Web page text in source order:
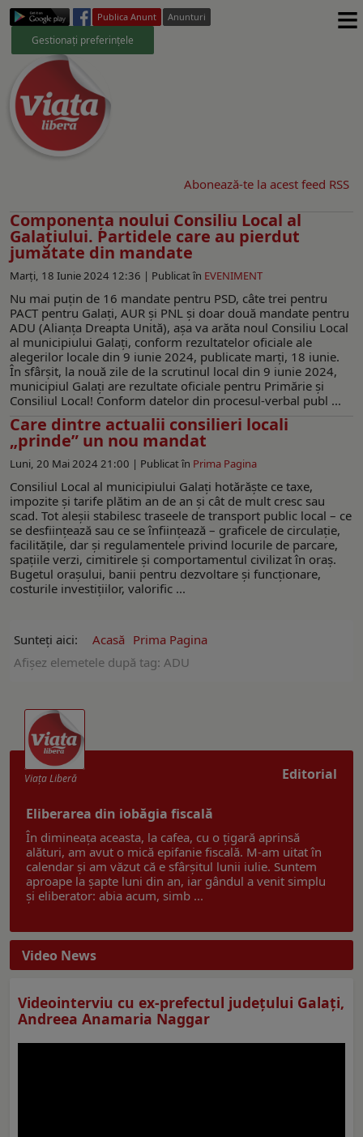
Publica Anunt Anunturi
Gestionați preferințele ≡
Abonează-te la acest feed RSS
Componenţa noului Consiliu Local al
Galaţiului. Partidele care au pierdut
jumătate din mandate
Marți, 18 Iunie 2024 12:36 | Publicat în EVENIMENT
Nu mai puţin de 16 mandate pentru PSD, câte trei pentru
PACT pentru Galaţi, AUR şi PNL şi doar două mandate pentru
ADU (Alianţa Dreapta Unită), aşa va arăta noul Consiliu Local
al municipiului Galaţi, conform rezultatelor oficiale ale
alegerilor locale din 9 iunie 2024, publicate marţi, 18 iunie.
În sfârşit, la nouă zile de la scrutinul local din 9 iunie 2024,
municipiul Galaţi are rezultate oficiale pentru Primărie şi
Consiliul Local! Conform datelor din procesul-verbal publ ...
Care dintre actualii consilieri locali
„prinde” un nou mandat
Luni, 20 Mai 2024 21:00 | Publicat în Prima Pagina
Consiliul Local al municipiului Galați hotărăște ce taxe,
impozite și tarife plătim an de an și cât de mult cresc sau
scad. Tot aleșii stabilesc traseele de transport public local – ce
se desființează sau ce se înființează – graficele de circulație,
facilitățile, dar și regulamentele privind locurile de parcare,
spațiile verzi, cimitirele și comportamentul civilizat în oraș.
Bugetul orașului, banii pentru dezvoltare și funcționare,
costurile investițiilor, valorific ...
Sunteți aici: Acasă Prima Pagina
Afişez elemetele după tag: ADU
Editorial
Viaţa Liberă
Eliberarea din iobăgia fiscală
În dimineața aceasta, la cafea, cu o țigară aprinsă
alături, am avut o mică epifanie fiscală. M-am uitat în
calendar și am văzut că e sfârșitul lunii iulie. Suntem
aproape la șapte luni din an, iar gândul a venit simplu
și eliberator: abia acum, simb ...
Video News
Videointerviu cu ex-prefectul judeţului Galaţi,
Andreea Anamaria Naggar